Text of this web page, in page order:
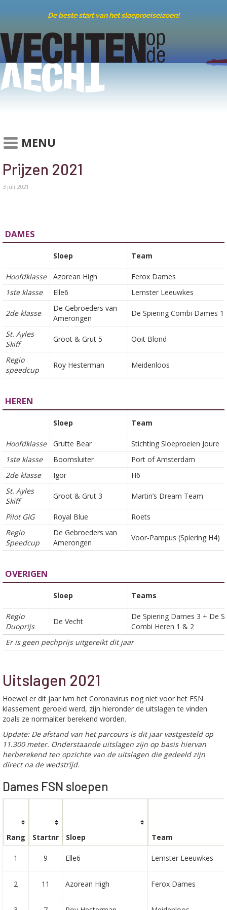
De beste start van het sloeproeiseizoen!
MENU
Prijzen 2021
3 juli 2021
DAMES
Sloep Team
Hoofdklasse Azorean High
Ferox Dames
1ste klasse
Elle6 Lemster Leeuwkes
2de klasse
De Gebroeders van
Amerongen
De Spiering Combi Dames 1
St. Ayles
Skiff
Groot & Grut 5 Ooit Blond
Regio
speedcup
Roy Hesterman Meidenloos
HEREN
Sloep Team
Hoofdklasse Grutte Bear
Stichting Sloeproeien Joure
1ste klasse
Boomsluiter
Port of Amsterdam
2de klasse
Igor
H6
St. Ayles
Skiff
Groot & Grut 3 Martin’s Dream Team
Pilot GIG Royal Blue
Roets
Regio
Speedcup
De Gebroeders van
Amerongen
Voor-Pampus (Spiering H4)
OVERIGEN
Sloep Teams
Regio
Duoprijs
De Vecht
De Spiering Dames 3 + De
Combi Heren 1 & 2
Er is geen pechprijs uitgereikt dit jaar
Uitslagen 2021
Hoewel er dit jaar ivm het Coronavirus nog niet voor het FSN
klassement geroeid werd, zijn hieronder de uitslagen te vinden
zoals ze normaliter berekend worden.
Update: De afstand van het parcours is dit jaar vastgesteld op
11.300 meter. Onderstaande uitslagen zijn op basis hiervan
herberekend ten opzichte van de uitslagen die gedeeld zijn
direct na de wedstrijd.
Dames FSN sloepen
Rang Startnr Sloep Team
1 9 Elle6 Lemster Leeuwkes
2 11 Azorean High Ferox Dames